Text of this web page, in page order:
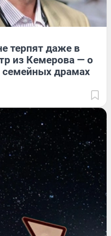
терпят даже в
из Кемерова — о
семейных драмах